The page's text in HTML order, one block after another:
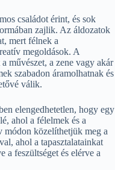
családot érint, és sok
zajlik. Az áldozatok
mert félnek a
megoldások. A
művészet, a zene vagy akár
szabadon áramolhatnak és
válik.
elengedhetetlen, hogy egy
ahol a félelmek és a
módon közelíthetjük meg a
ahol a tapasztalatainkat
a feszültséget és elérve a